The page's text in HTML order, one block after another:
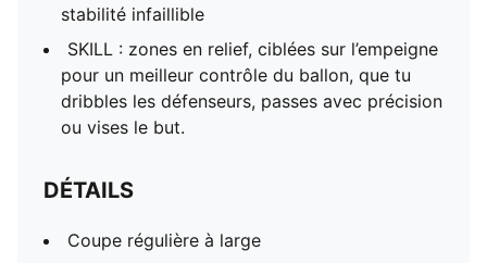
stabilité infaillible
SKILL : zones en relief, ciblées sur l’empeigne
pour un meilleur contrôle du ballon, que tu
dribbles les défenseurs, passes avec précision
ou vises le but.
DÉTAILS
Coupe régulière à large